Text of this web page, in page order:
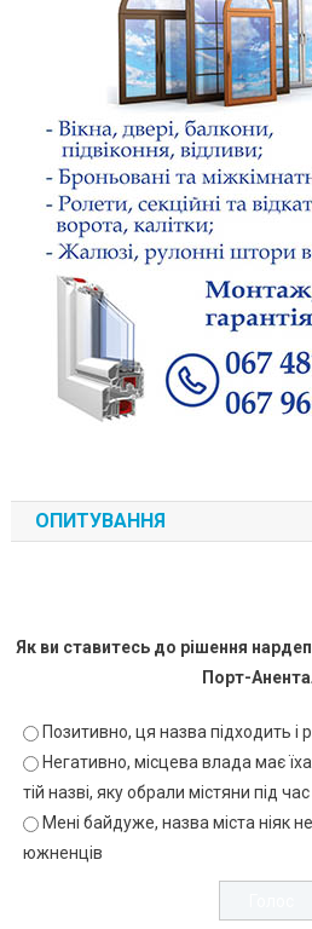
ОПИТУВАННЯ
Як ви ставитесь до рішення
Порт-
Позитивно, ця назва підходить і
Негативно, місцева влада має
тій назві, яку обрали містяни під
Мені байдуже, назва міста ніяк
южненців